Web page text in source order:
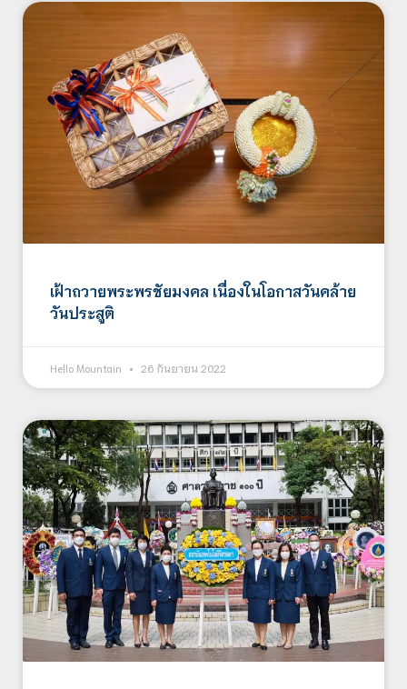
เฝ้าถวายพระพรชัยมงคล เนื่องในโอกาสวันคล้าย
วันประสูติ
Hello Mountain 26 กันยายน 2022